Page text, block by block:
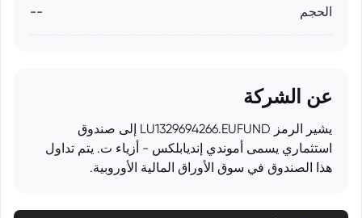
الحجم --
عن الشركة
يشير الرمز LU1329694266.EUFUND إلى صندوق
استثماري يسمى أموندي إنديابلكس - أزياء ت. يتم تداول
هذا الصندوق في سوق الأوراق المالية الأوروبية.